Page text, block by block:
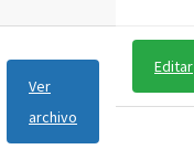
Ver
archivo
Editar